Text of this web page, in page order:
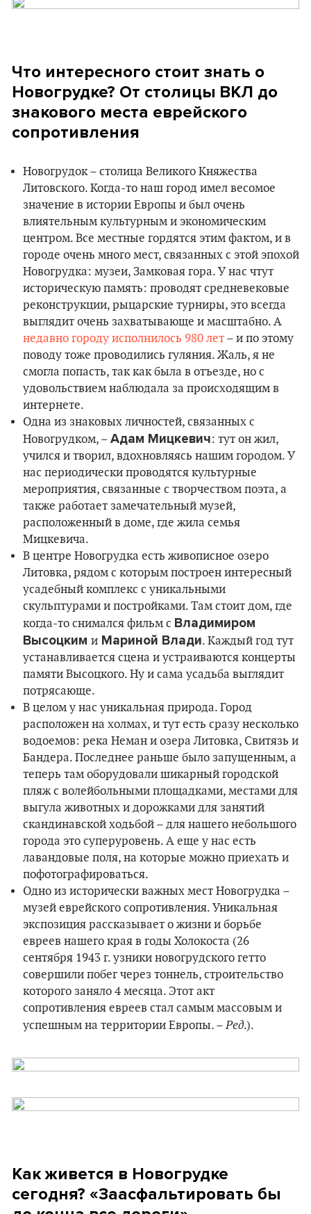
Что интересного стоит знать о
Новогрудке? От столицы ВКЛ до
знакового места еврейского
сопротивления
Новогрудок – столица Великого Княжества
Литовского. Когда-то наш город имел весомое
значение в истории Европы и был очень
влиятельным культурным и экономическим
центром. Все местные гордятся этим фактом, и в
городе очень много мест, связанных с этой эпохой
Новогрудка: музеи, Замковая гора. У нас чтут
историческую память: проводят средневековые
реконструкции, рыцарские турниры, это всегда
выглядит очень захватывающе и масштабно. А
недавно городу исполнилось 980 лет – и по этому
поводу тоже проводились гуляния. Жаль, я не
смогла попасть, так как была в отъезде, но с
удовольствием наблюдала за происходящим в
интернете.
Одна из знаковых личностей, связанных с
Новогрудком, – Адам Мицкевич: тут он жил,
учился и творил, вдохновляясь нашим городом. У
нас периодически проводятся культурные
мероприятия, связанные с творчеством поэта, а
также работает замечательный музей,
расположенный в доме, где жила семья
Мицкевича.
В центре Новогрудка есть живописное озеро
Литовка, рядом с которым построен интересный
усадебный комплекс с уникальными
скульптурами и постройками. Там стоит дом, где
когда-то снимался фильм с Владимиром
Высоцким и Мариной Влади. Каждый год тут
устанавливается сцена и устраиваются концерты
памяти Высоцкого. Ну и сама усадьба выглядит
потрясающе.
В целом у нас уникальная природа. Город
расположен на холмах, и тут есть сразу несколько
водоемов: река Неман и озера Литовка, Свитязь и
Бандера. Последнее раньше было запущенным, а
теперь там оборудовали шикарный городской
пляж с волейбольными площадками, местами для
выгула животных и дорожками для занятий
скандинавской ходьбой – для нашего небольшого
города это суперуровень. А еще у нас есть
лавандовые поля, на которые можно приехать и
пофотографироваться.
Одно из исторически важных мест Новогрудка –
музей еврейского сопротивления. Уникальная
экспозиция рассказывает о жизни и борьбе
евреев нашего края в годы Холокоста (26
сентября 1943 г. узники новогрудского гетто
совершили побег через тоннель, строительство
которого заняло 4 месяца. Этот акт
сопротивления евреев стал самым массовым и
успешным на территории Европы. –Ред.).
Как живется в Новогрудке
сегодня? «Заасфальтировать бы